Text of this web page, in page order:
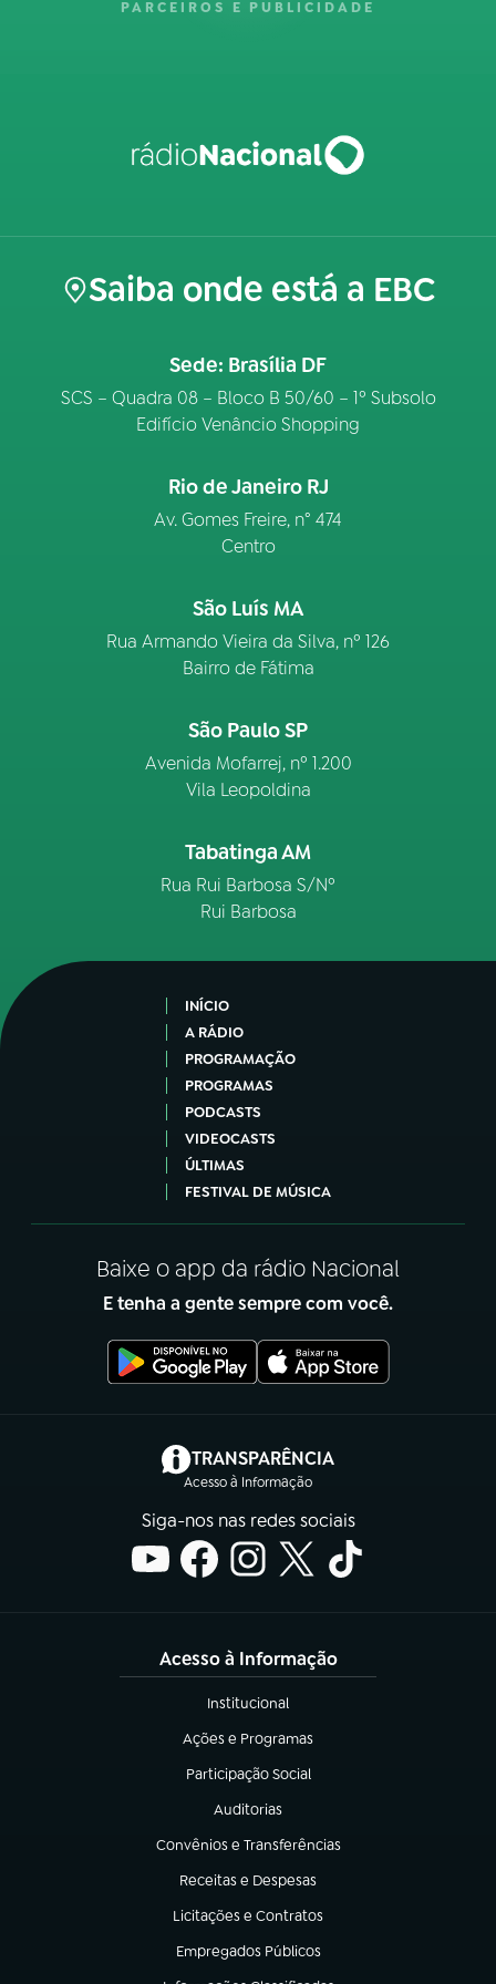
PARCEIROS E PUBLICIDADE
Saiba onde está a EBC
Sede: Brasília DF
SCS – Quadra 08 – Bloco B 50/60 – 1º Subsolo
Edifício Venâncio Shopping
Rio de Janeiro RJ
Av. Gomes Freire, n° 474
Centro
São Luís MA
Rua Armando Vieira da Silva, nº 126
Bairro de Fátima
São Paulo SP
Avenida Mofarrej, nº 1.200
Vila Leopoldina
Tabatinga AM
Rua Rui Barbosa S/Nº
Rui Barbosa
INÍCIO
A RÁDIO
PROGRAMAÇÃO
PROGRAMAS
PODCASTS
VIDEOCASTS
ÚLTIMAS
FESTIVAL DE MÚSICA
Baixe o app da rádio Nacional
E tenha a gente sempre com você.
TRANSPARÊNCIA
Acesso à Informação
(abre em nova aba)
Siga-nos nas redes sociais
Acesso à Informação
Institucional
(abre em nova aba)
Ações e Programas
(abre em nova aba)
Participação Social
(abre em nova aba)
Auditorias
(abre em nova aba)
Convênios e Transferências
(abre em nova aba)
Receitas e Despesas
(abre em nova aba)
Licitações e Contratos
(abre em nova aba)
Empregados Públicos
(abre em nova aba)